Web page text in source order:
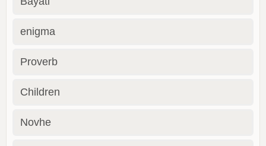
enigma
Proverb
Children
Novhe